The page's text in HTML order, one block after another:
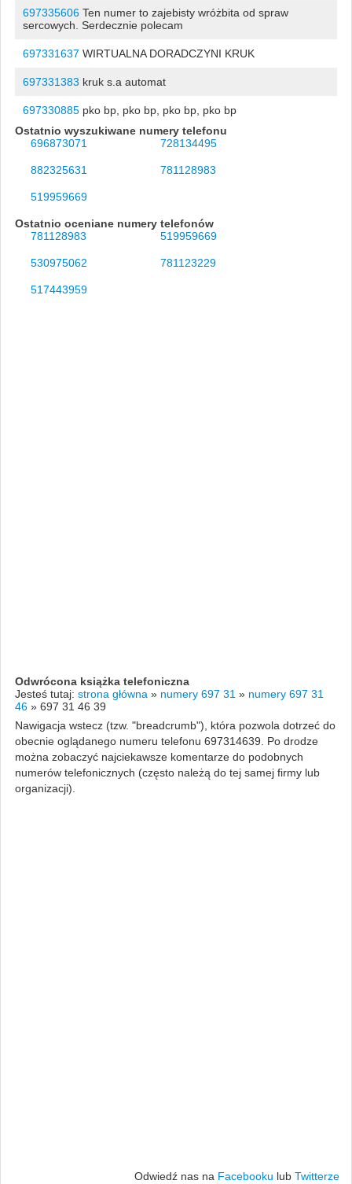
697335606Ten numer to zajebisty wróżbita od spraw
sercowych. Serdecznie polecam
697331637 WIRTUALNA DORADCZYNI KRUK
697331383 kruk s.a automat
697330885pko bp, pko bp, pko bp, pko bp
Ostatnio wyszukiwane numery telefonu
696873071
728134495
882325631 781128983
519959669
Ostatnio oceniane numery telefonów
781128983
519959669
530975062 781123229
517443959
Odwrócona książka telefoniczna
Jesteś tutaj: strona główna » numery 697 31 » numery 697 31
46 » 697 31 46 39
Nawigacja wstecz (tzw. "breadcrumb"), która pozwola dotrzeć do
obecnie oglądanego numeru telefonu 697314639. Po drodze
można zobaczyć najciekawsze komentarze do podobnych
numerów telefonicznych (często należą do tej samej firmy lub
organizacji).
Odwiedź nas na Facebooku lub Twitterze